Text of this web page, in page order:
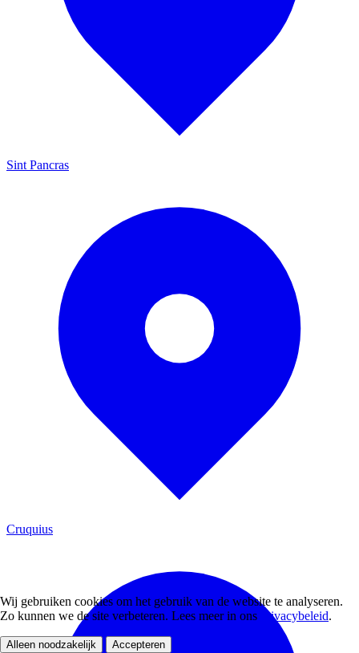
Sint Pancras
Cruquius
Wij gebruiken cookies om het gebruik van de website te analyseren.
Zo kunnen we de site verbeteren. Lees meer in ons
privacybeleid.
Alleen noodzakelijk Accepteren